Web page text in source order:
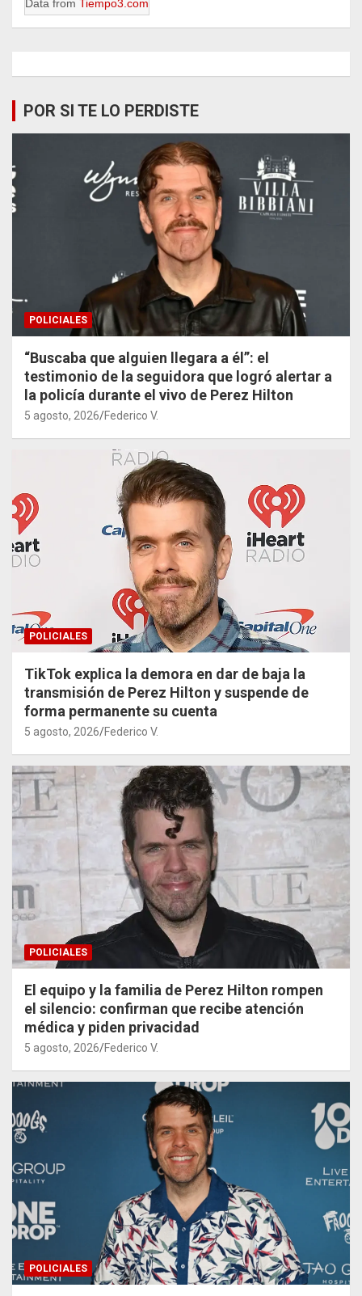
Data from Tiempo3.com
POR SI TE LO PERDISTE
POLICIALES
“Buscaba que alguien llegara a él”: el
testimonio de la seguidora que logró alertar a
la policía durante el vivo de Perez Hilton
5 agosto, 2026 Federico V.
POLICIALES
TikTok explica la demora en dar de baja la
transmisión de Perez Hilton y suspende de
forma permanente su cuenta
5 agosto, 2026 Federico V.
POLICIALES
El equipo y la familia de Perez Hilton rompen
el silencio: confirman que recibe atención
médica y piden privacidad
5 agosto, 2026 Federico V.
POLICIALES